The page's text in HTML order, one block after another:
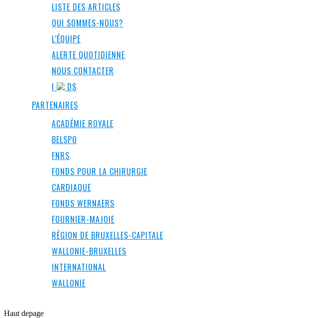
LISTE DES ARTICLES
QUI SOMMES-NOUS?
L’ÉQUIPE
ALERTE QUOTIDIENNE
NOUS CONTACTER
I
DS
PARTENAIRES
ACADÉMIE ROYALE
BELSPO
FNRS
FONDS POUR LA CHIRURGIE
CARDIAQUE
FONDS WERNAERS
FOURNIER-MAJOIE
RÉGION DE BRUXELLES-CAPITALE
WALLONIE-BRUXELLES
INTERNATIONAL
WALLONIE
Haut depage